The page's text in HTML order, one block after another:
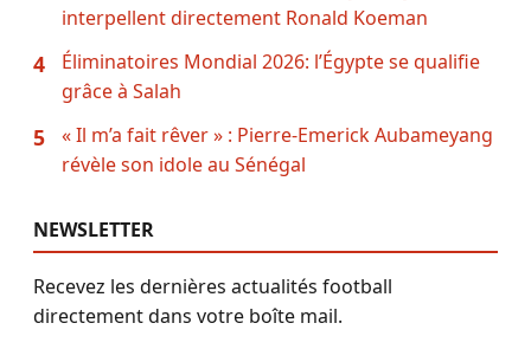
interpellent directement Ronald Koeman
4
Éliminatoires Mondial 2026: l’Égypte se qualifie
grâce à Salah
5
« Il m’a fait rêver » : Pierre-Emerick Aubameyang
révèle son idole au Sénégal
NEWSLETTER
Recevez les dernières actualités football
directement dans votre boîte mail.